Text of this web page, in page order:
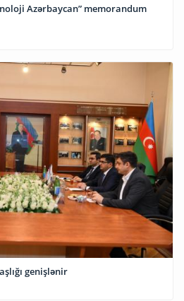
Azərbaycan” memorandum
genişlənir